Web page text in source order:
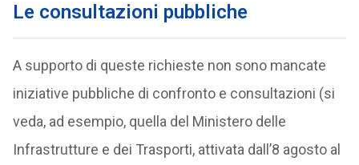
Le consultazioni pubbliche
A supporto di queste richieste non sono mancate
iniziative pubbliche di confronto e consultazioni (si
veda, ad esempio, quella del Ministero delle
Infrastrutture e dei Trasporti, attivata dall’8 agosto al